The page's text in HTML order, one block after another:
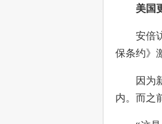
美国
安倍访
保条约》
因为新
内。而之